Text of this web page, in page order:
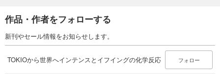
作品・作者をフォローする
新刊やセール情報をお知らせします。
TOKIOから世界へインテンスとイフイングの化学反応 フォロー